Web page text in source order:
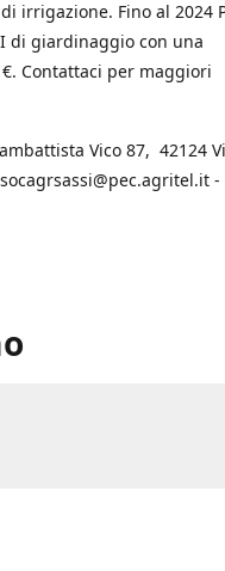
irrigazione. Fino al 2024
di giardinaggio con una
Contattaci per maggiori
Vico 87, 42124
socagrsassi@pec.agritel.it -